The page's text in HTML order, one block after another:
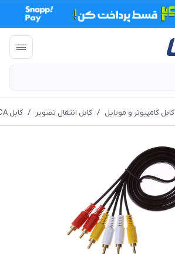
کابل کامپیوتر و موبایل / کابل انتقال تصویر / کابل RCA (کابل AV)